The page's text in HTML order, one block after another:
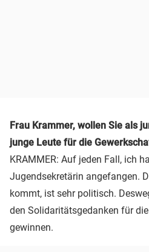
Frau Krammer, wollen Sie als
junge Leute für die
KRAMMER: Auf jeden Fall, ich
Jugendsekretärin angefangen.
kommt, ist sehr politisch.
den Solidaritätsgedanken für
gewinnen.